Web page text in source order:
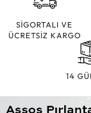
SİGORTALI VE
ÜCRETSİZ KARGO
14